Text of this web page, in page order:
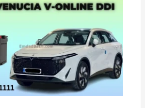
S50
EVK